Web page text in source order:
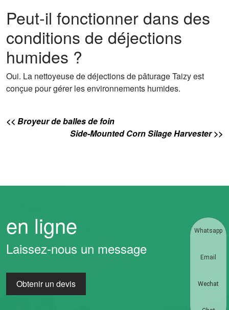
Peut-il fonctionner dans des
conditions de déjections
humides ?
Oui. La nettoyeuse de déjections de pâturage Taizy est
conçue pour gérer les environnements humides.
<< Broyeur de balles de foin
Side-Mounted Corn Silage Harvester >>
en ligne
Laissez-nous un message
Obtenir un devis
Whatsapp
Email
Wechat